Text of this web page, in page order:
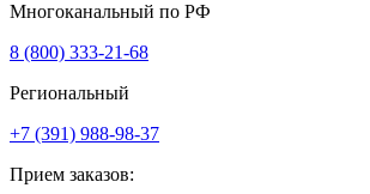
Многоканальный по РФ
8 (800) 333‑21-68
Региональный
+7 (391) 988-98-37
Прием заказов: